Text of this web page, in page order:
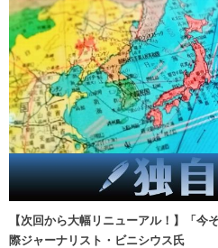
【次回から大幅リニューアル！】「
際ジャーナリスト・ビニシウス氏